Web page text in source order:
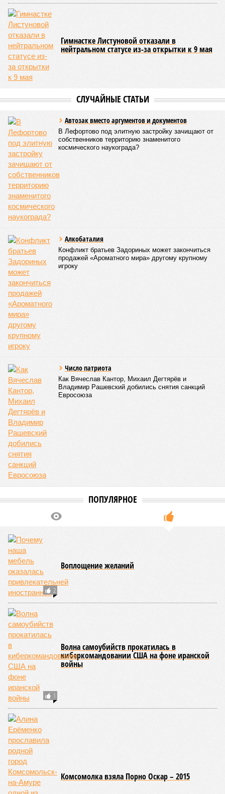
Гимнастке Листуновой отказали в
нейтральном статусе из-за открытки к 9 мая
СЛУЧАЙНЫЕ СТАТЬИ
Автозак вместо аргументов и документов
В Лефортово под элитную застройку зачищают от
собственников территорию знаменитого
космического наукограда?
Алкобаталия
Конфликт братьев Задориных может закончиться
продажей «Ароматного мира» другому крупному
игроку
Число патриота
Как Вячеслав Кантор, Михаил Дегтярёв и
Владимир Рашевский добились снятия санкций
Евросоюза
ПОПУЛЯРНОЕ
2
Воплощение желаний
1
Волна самоубийств прокатилась в
киберкомандовании США на фоне иранской
войны
Комсомолка взяла Порно Оскар – 2015